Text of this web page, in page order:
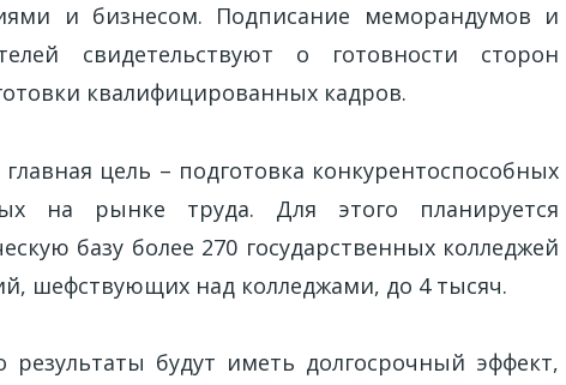
и бизнесом. Подписание меморандумов и
свидетельствуют о готовности сторон
квалифицированных кадров.
цель – подготовка конкурентоспособных
на рынке труда. Для этого планируется
базу более 270 государственных колледжей
шефствующих над колледжами, до 4 тысяч.
результаты будут иметь долгосрочный эффект,